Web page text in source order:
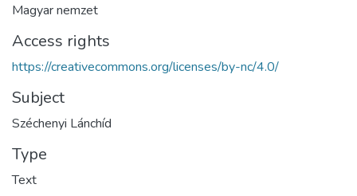
Magyar nemzet
Access rights
https://creativecommons.org/licenses/by-nc/4.0/
Subject
Széchenyi Lánchíd
Type
Text